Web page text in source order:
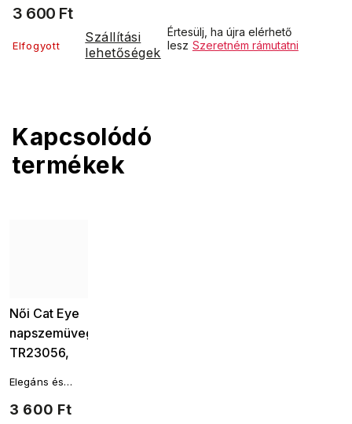
3 600 Ft
Elfogyott
Szállítási
lehetőségek
Értesülj, ha újra elérhető
lesz Szeretném rámutatni
Kapcsolódó
termékek
Női Cat Eye
napszemüveg
TR23056,
9001557-25
3 600 Ft
Elegáns és
finoman